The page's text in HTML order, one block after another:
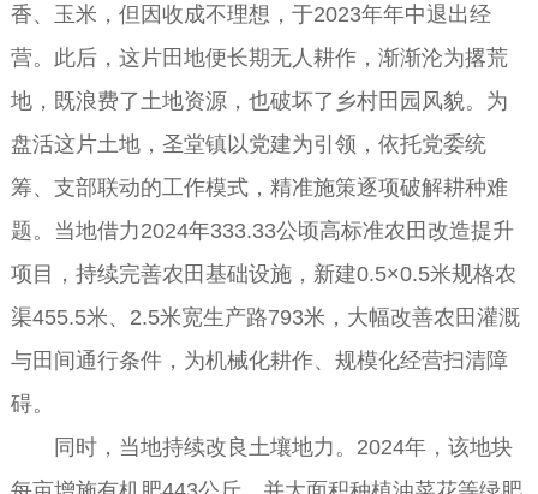
香、玉米，但因收成不理想，于2023年年中退出经
营。此后，这片田地便长期无人耕作，渐渐沦为撂荒
地，既浪费了土地资源，也破坏了乡村田园风貌。为
盘活这片土地，圣堂镇以党建为引领，依托党委统
筹、支部联动的工作模式，精准施策逐项破解耕种难
题。当地借力2024年333.33公顷高标准农田改造提升
项目，持续完善农田基础设施，新建0.5×0.5米规格农
渠455.5米、2.5米宽生产路793米，大幅改善农田灌溉
与田间通行条件，为机械化耕作、规模化经营扫清障
碍。
同时，当地持续改良土壤地力。2024年，该地块